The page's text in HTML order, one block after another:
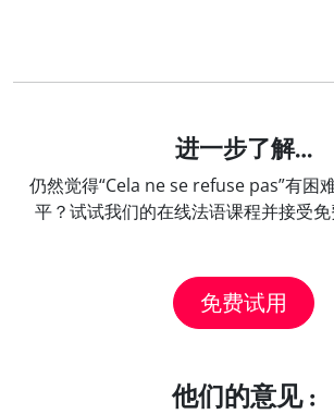
进一步了解…
仍然觉得“Cela ne se refuse pas”有困
平？试试我们的在线法语课程并接受免
免费试用
他们的意见 :